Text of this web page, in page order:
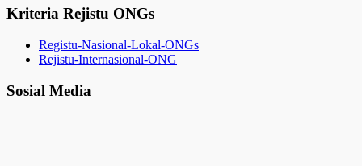
Kriteria Rejistu ONGs
Registu-Nasional-Lokal-ONGs
Rejistu-Internasional-ONG
Sosial Media